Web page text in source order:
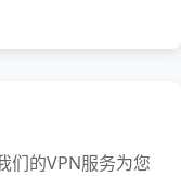
们的VPN服务为您